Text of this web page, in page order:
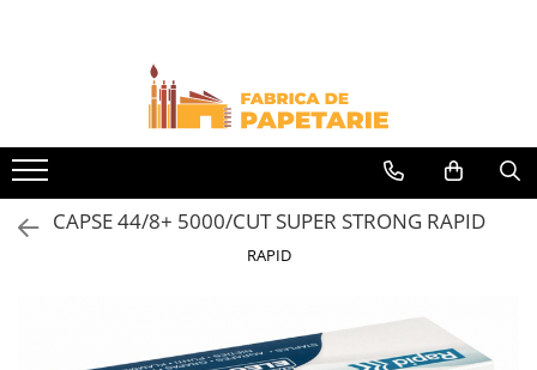
Toate Produsele
Hartie si articole din hartie
Hartie pentru copiator si cartoane
Hartie color pentru copiator
Papetarie personalizata
Bloc Notes-uri brosate
CAPSE 44/8+ 5000/CUT SUPER STRONG RAPID
RAPID